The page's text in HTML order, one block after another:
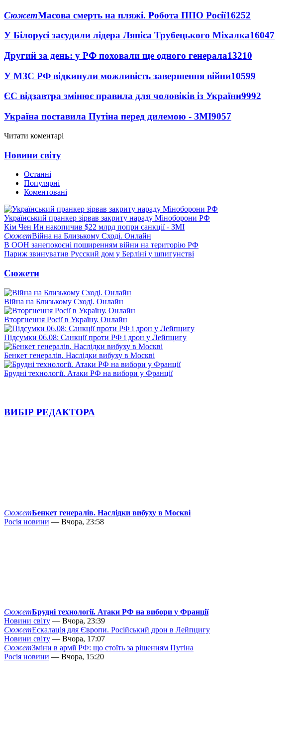
СюжетМасова смерть на пляжі. Робота ППО Росії16252
У Білорусі засудили лідера Ляпіса Трубецького Міхалка16047
Другий за день: у РФ поховали ще одного генерала13210
У МЗС РФ відкинули можливість завершення війни10599
ЄС відзавтра змінює правила для чоловіків із України9992
Україна поставила Путіна перед дилемою - ЗМІ9057
Читати коментарі
Новини світу
Останні
Популярні
Коментовані
Український пранкер зірвав закриту нараду Міноборони РФ
Кім Чен Ин накопичив $22 млрд попри санкції - ЗМІ
СюжетВійна на Близькому Сході. Онлайн
В ООН занепокоєні поширенням війни на територію РФ
Париж звинуватив Русский дом у Берліні у шпигунстві
Сюжети
Війна на Близькому Сході. Онлайн
Вторгнення Росії в Україну. Онлайн
Підсумки 06.08: Санкції проти РФ і дрон у Лейпцигу
Бенкет генералів. Наслідки вибуху в Москві
Брудні технології. Атаки РФ на вибори у Франції
ВИБІР РЕДАКТОРА
СюжетБенкет генералів. Наслідки вибуху в Москві
Росія новини — Вчора, 23:58
СюжетБрудні технології. Атаки РФ на вибори у Франції
Новини світу — Вчора, 23:39
СюжетЕскалація для Європи. Російський дрон в Лейпцигу
Новини світу — Вчора, 17:07
СюжетЗміни в армії РФ: що стоїть за рішенням Путіна
Росія новини — Вчора, 15:20